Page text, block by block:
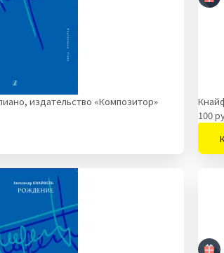
издательство «Композитор»
100